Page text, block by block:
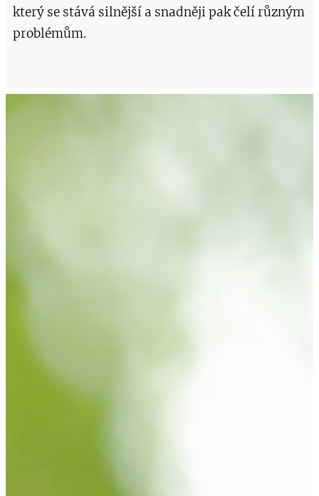
který se stává silnější a snadněji pak čelí různým
problémům.